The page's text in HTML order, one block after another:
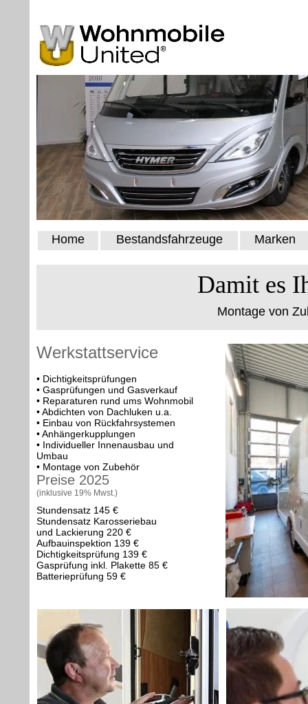
Home Bestandsfahrzeuge Marken
Damit es
Montage von
Werkstattservice
• Dichtigkeitsprüfungen
• Gasprüfungen und Gasverkauf
• Reparaturen rund ums Wohnmobil
• Abdichten von Dachluken u.a.
• Einbau von Rückfahrsystemen
• Anhängerkupplungen
• Individueller Innenausbau und
Umbau
• Montage von Zubehör
Preise 2025
(inklusive 19% Mwst.)
Stundensatz 145 €
Stundensatz Karosseriebau
und Lackierung 220 €
Aufbauinspektion 139 €
Dichtigkeitsprüfung 139 €
Gasprüfung inkl. Plakette 85 €
Batterieprüfung 59 €